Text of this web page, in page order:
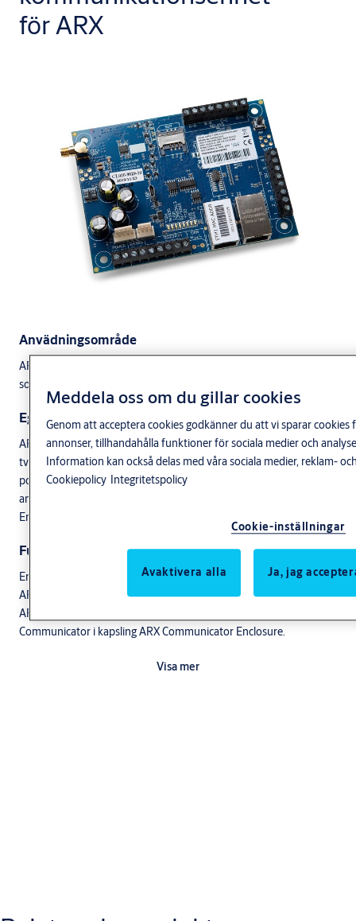
för ARX
Anvädningsområde
ARX Communicator är en kommunikationsenhet och larmsändare
som integreras med ARX Säkerhetssystem.
Egenskaper
ARX Communicator kan agera larmsändare med krypterad
tvåvägskommunikation via IP och mobila nätet med valfri
pollningsfrekvens för att uppnå det säkerhetskrav som
anläggningen kräver (upp till larmklass 4).
Enheten fungerar tillsammans med LCU9016III, ARX Power 9008.
Funktion
Enheten fungerar tillsammans med LCU9016III, ARX Power 9008.
ARX Power 9008 och ARX Power är förberedda för montage av
ARX Communicator. För användning till LCU9016III monteras ARX
Communicator i kapsling ARX Communicator Enclosure.
Visa mer
Meddela oss om du gillar cookies
Genom att acceptera cookies godkänner du att vi sparar cookies
annonser, tillhandahålla funktioner för sociala medier och
Information kan också delas med våra sociala medier, reklam-
Cookiepolicy Integritetspolicy
Cookie-inställningar
Avaktivera alla Ja, jag